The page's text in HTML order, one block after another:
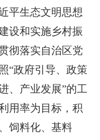
平生态文明思想
设和实施乡村振
彻落实自治区党
“政府引导、政策
、产业发展”的工
用率为目标，积
饲料化、基料